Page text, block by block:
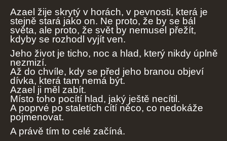
Azael žije skrytý v horách, v pevnosti, která je
stejně stará jako on. Ne proto, že by se bál
světa, ale proto, že svět by nemusel přežít,
kdyby se rozhodl vyjít ven.
Jeho život je ticho, noc a hlad, který nikdy úplně
nezmizí.
Až do chvíle, kdy se před jeho branou objeví
dívka, která tam nemá být.
Azael ji měl zabít.
Místo toho pocítí hlad, jaký ještě necítil.
A poprvé po staletích cítí něco, co nedokáže
pojmenovat.
A právě tím to celé začíná.